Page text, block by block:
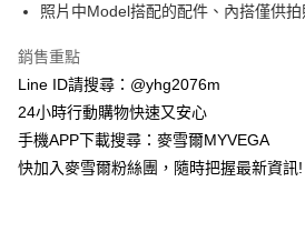
玉山商業銀行
星展
台灣樂天信用卡公司
貨到付款
運送方式
全家取貨付款
照片中Model搭配的配件、內搭僅供拍
銷售重點
Line ID請搜尋：@yhg2076m
24小時行動購物快速又安心
手機APP下載搜尋：麥雪爾MYVEGA
快加入麥雪爾粉絲團，隨時把握最新資訊!